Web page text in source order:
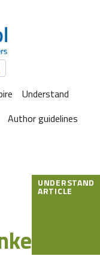
Understand
Author guidelines
UNDERSTAND
ARTICLE